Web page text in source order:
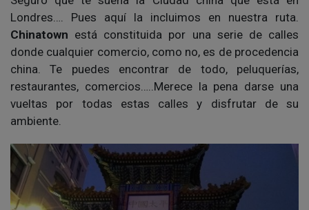
Londres…. Pues aquí la incluimos en nuestra ruta.
Chinatown está constituida por una serie de calles
donde cualquier comercio, como no, es de procedencia
china. Te puedes encontrar de todo, peluquerías,
restaurantes, comercios…..Merece la pena darse una
vueltas por todas estas calles y disfrutar de su
ambiente.